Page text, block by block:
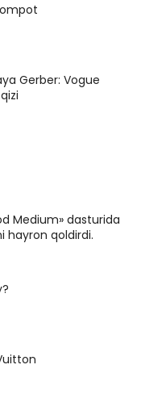
Gerber: Vogue
Medium» dasturida
hayron qoldirdi.